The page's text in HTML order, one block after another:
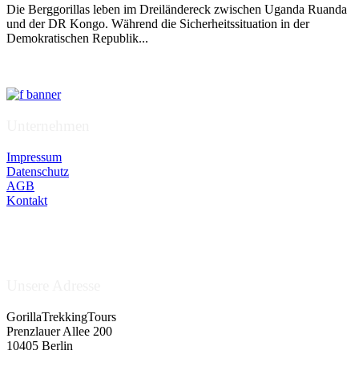
Die Berggorillas leben im Dreiländereck zwischen Uganda Ruanda
und der DR Kongo. Während die Sicherheitssituation in der
Demokratischen Republik...
Impressum
Datenschutz
AGB
Kontakt
GorillaTrekkingTours
Prenzlauer Allee 200
10405 Berlin